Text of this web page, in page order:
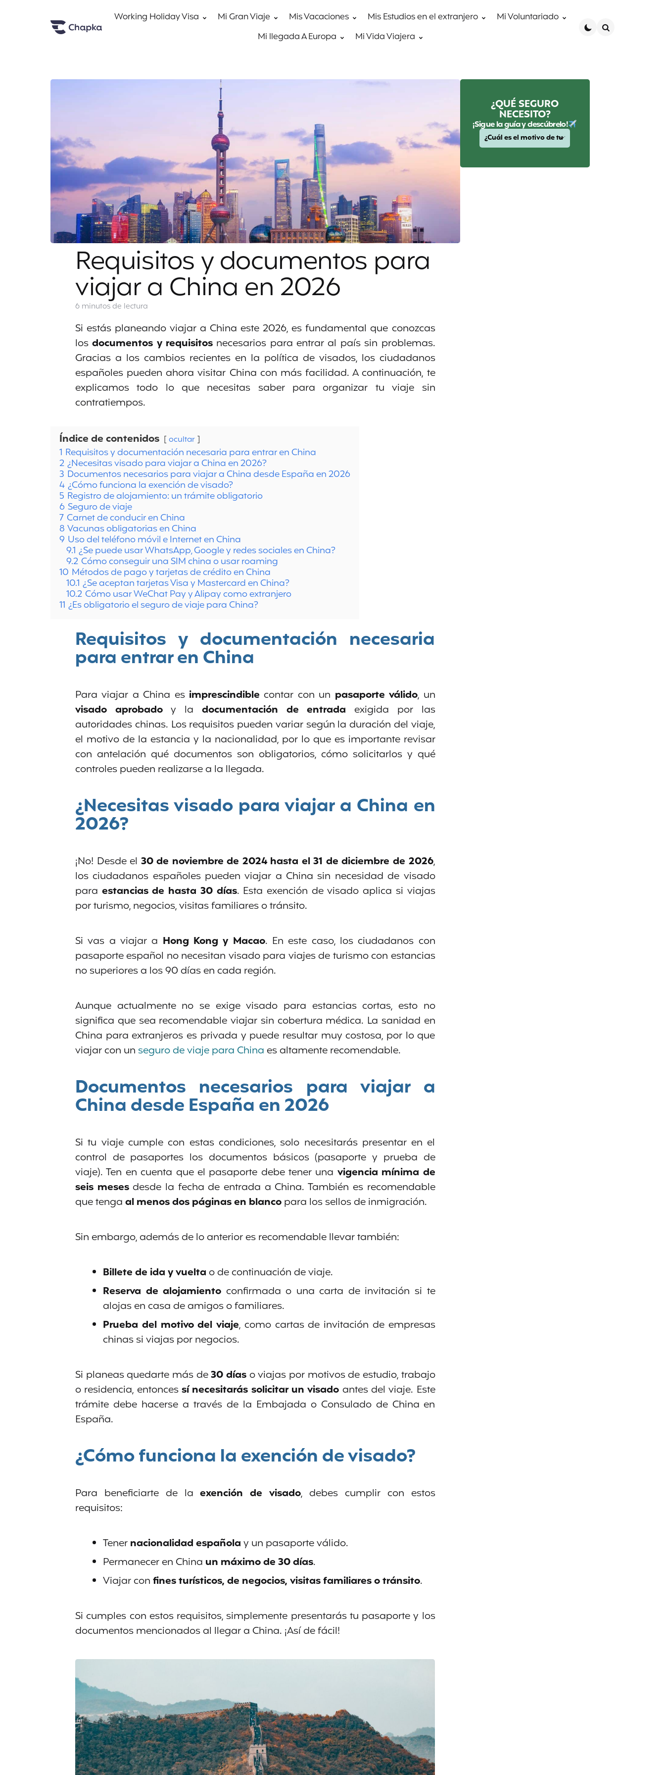
Working Holiday Visa Mi Gran Viaje Mis Vacaciones Mis Estudios en el extranjero
Mi Voluntariado
Mi llegada A Europa
Mi Vida Viajera
Requisitos y documentos para
viajar a China en 2026
6 minutosde lectura
Si estás planeando viajar a China este 2026, es fundamental que conozcas
losdocumentos y requisitos necesarios para entrar al país sin problemas.
Gracias a los cambios recientes en la política de visados, los ciudadanos
españoles pueden ahora visitar China con más facilidad. A continuación, te
explicamos todo lo que necesitas saber para organizar tu viaje sin
contratiempos.
Índice de contenidos ocultar
1 Requisitos y documentación necesaria para entrar en China
2 ¿Necesitas visado para viajar a China en 2026?
3 Documentos necesarios para viajar a China desde España en 2026
4 ¿Cómo funciona la exención de visado?
5 Registro de alojamiento: un trámite obligatorio
6 Seguro de viaje
7 Carnet de conducir en China
8 Vacunas obligatorias en China
9 Uso del teléfono móvil e Internet en China
9.1 ¿Se puede usar WhatsApp, Google y redes sociales en China?
9.2 Cómo conseguir una SIM china o usar roaming
10 Métodos de pago y tarjetas de crédito en China
10.1 ¿Se aceptan tarjetas Visa y Mastercard en China?
10.2 Cómo usar WeChat Pay y Alipay como extranjero
11 ¿Es obligatorio el seguro de viaje para China?
Requisitos y documentación necesaria
para entrar en China
Para viajar a China es imprescindible contar con un pasaporte válido, un
visado aprobadoy la documentación de entrada exigida por las
autoridades chinas. Los requisitos pueden variar según la duración del viaje,
el motivo de la estancia y la nacionalidad, por lo que es importante revisar
con antelación qué documentos son obligatorios, cómo solicitarlos y qué
controles pueden realizarse a la llegada.
¿Necesitas visado para viajar a China en
2026?
¡No! Desde el 30 de noviembre de 2024 hasta el 31 de diciembre de 2026,
los ciudadanos españoles pueden viajar a China sin necesidad de visado
para estancias de hasta 30 días. Esta exención de visado aplica si viajas
por turismo, negocios, visitas familiares o tránsito.
Si vas a viajar a Hong Kong y Macao. En este caso, los ciudadanos con
pasaporte español no necesitan visado para viajes de turismo con estancias
no superiores a los 90 días en cada región.
Aunque actualmente no se exige visado para estancias cortas, esto no
significa que sea recomendable viajar sin cobertura médica. La sanidad en
China para extranjeros es privada y puede resultar muy costosa, por lo que
viajar con unseguro de viaje para China es altamente recomendable.
Documentos necesarios para viajar a
China desde España en 2026
Si tu viaje cumple con estas condiciones, solo necesitarás presentar en el
control de pasaportes los documentos básicos (pasaporte y prueba de
viaje). Ten en cuenta que el pasaporte debe tener una vigencia mínima de
seis mesesdesde la fecha de entrada a China. También es recomendable
que tengaal menos dos páginas en blancopara los sellos de inmigración.
Sin embargo, además de lo anterior es recomendable llevar también:
Billete de ida y vuelta o de continuación de viaje.
Reserva de alojamiento confirmada o una carta de invitación si te
alojas en casa de amigos o familiares.
Prueba del motivo del viaje, como cartas de invitación de empresas
chinas si viajas por negocios.
Si planeas quedarte más de30 díaso viajas por motivos de estudio, trabajo
o residencia, entoncessí necesitarás solicitar un visado antes del viaje. Este
trámite debe hacerse a través de la Embajada o Consulado de China en
España.
¿Cómo funciona la exención de visado?
Para beneficiarte de laexención de visado, debes cumplir con estos
requisitos:
Tenernacionalidad españolay un pasaporte válido.
Permanecer en China un máximo de 30 días.
Viajar confines turísticos, de negocios, visitas familiares o tránsito.
Si cumples con estos requisitos, simplemente presentarás tu pasaporte y los
documentos mencionados al llegar a China. ¡Así de fácil!
¿QUÉ SEGURO
NECESITO?
¡Sigue la guía y descúbrelo!